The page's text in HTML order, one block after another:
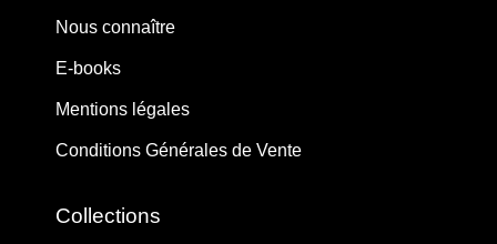
Nous connaître
E-books
Mentions légales
Conditions Générales de Vente
Collections